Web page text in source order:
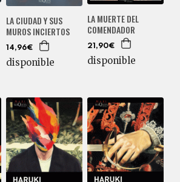
LA CIUDAD Y SUS
MUROS INCIERTOS
14,96€
disponible
LA MUERTE DEL
COMENDADOR
21,90€
disponible